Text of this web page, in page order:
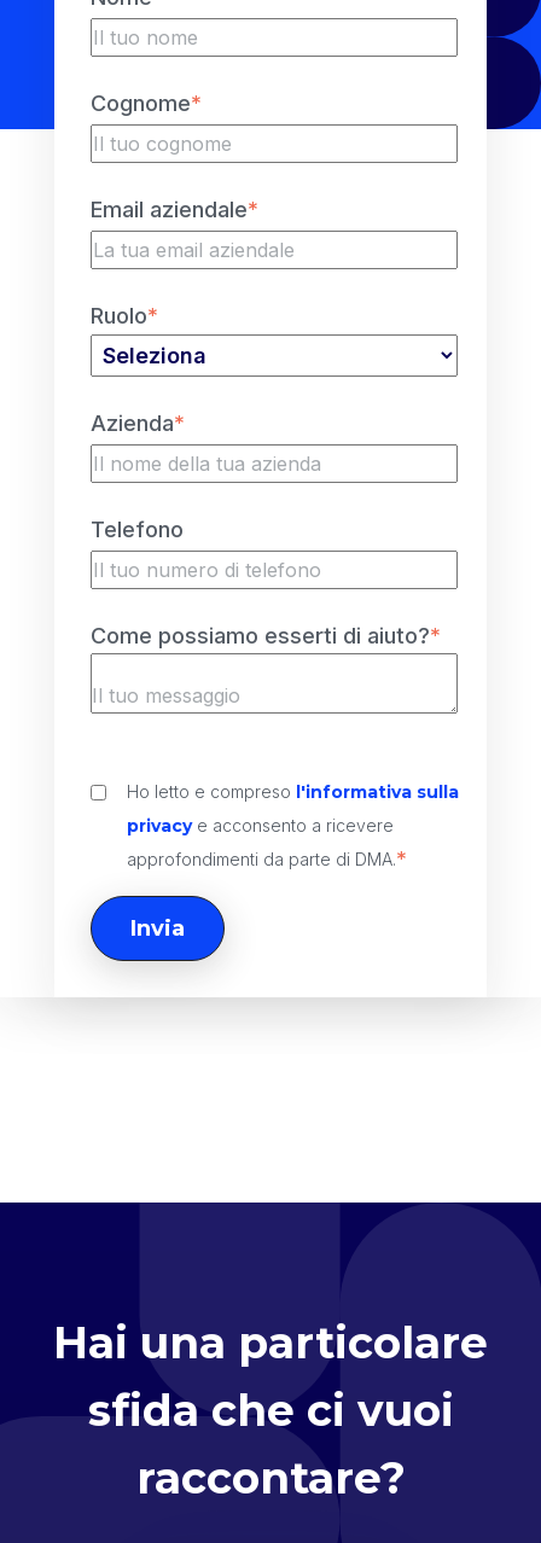
Cognome*
Email aziendale*
Ruolo*
Azienda*
Telefono
Come possiamo esserti di aiuto?*
Ho letto e compreso l'informativa sulla
privacye acconsento a ricevere
approfondimenti da parte di DMA.*
Hai una particolare
sfida che ci vuoi
raccontare?